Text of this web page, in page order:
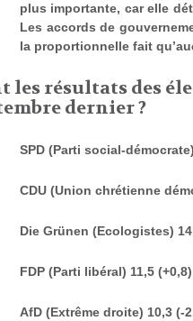
plus importante, car elle
Les accords de
la proportionnelle fait
les résultats des
dernier ?
SPD (Parti social-
CDU (Union chrétienne
Die Grünen (Ecologistes)
FDP (Parti libéral) 11,5
AfD (Extrême droite) 10,3 (-